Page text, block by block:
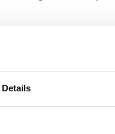
Details
Indien
leest u in